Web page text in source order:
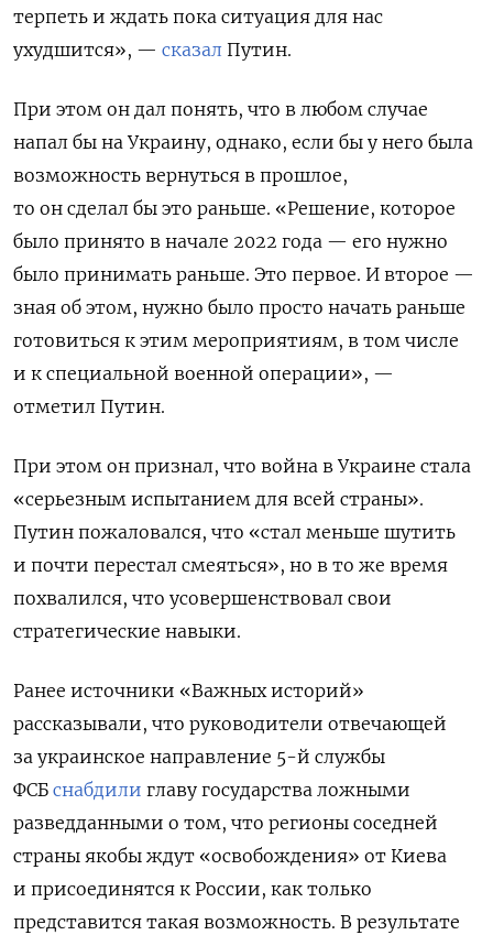
терпеть и ждать пока ситуация для нас
ухудшится», — сказал Путин.
При этом он дал понять, что в любом случае
напал бы на Украину, однако, если бы у него была
возможность вернуться в прошлое,
то он сделал бы это раньше. «Решение, которое
было принято в начале 2022 года — его нужно
было принимать раньше. Это первое. И второе —
зная об этом, нужно было просто начать раньше
готовиться к этим мероприятиям, в том числе
и к специальной военной операции», —
отметил Путин.
При этом он признал, что война в Украине стала
«серьезным испытанием для всей страны».
Путин пожаловался, что «стал меньше шутить
и почти перестал смеяться», но в то же время
похвалился, что усовершенствовал свои
стратегические навыки.
Ранее источники «Важных историй»
рассказывали, что руководители отвечающей
за украинское направление 5-й службы
ФСБ снабдили главу государства ложными
разведданными о том, что регионы соседней
страны якобы ждут «освобождения» от Киева
и присоединятся к России, как только
представится такая возможность. В результате